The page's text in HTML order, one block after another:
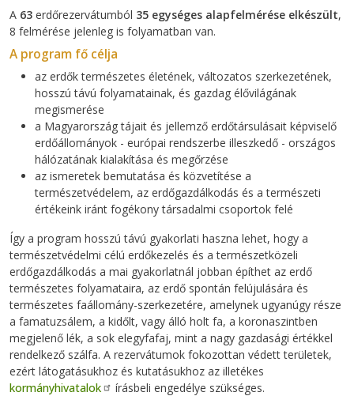
A 63 erdőrezervátumból 35 egységes alapfelmérése elkészült,
8 felmérése jelenleg is folyamatban van.
A program fő célja
az erdők természetes életének, változatos szerkezetének,
hosszú távú folyamatainak, és gazdag élővilágának
megismerése
a Magyarország tájait és jellemző erdőtársulásait képviselő
erdőállományok - európai rendszerbe illeszkedő - országos
hálózatának kialakítása és megőrzése
az ismeretek bemutatása és közvetítése a
természetvédelem, az erdőgazdálkodás és a természeti
értékeink iránt fogékony társadalmi csoportok felé
Így a program hosszú távú gyakorlati haszna lehet, hogy a
természetvédelmi célú erdőkezelés és a természetközeli
erdőgazdálkodás a mai gyakorlatnál jobban építhet az erdő
természetes folyamataira, az erdő spontán felújulására és
természetes faállomány-szerkezetére, amelynek ugyanúgy része
a famatuzsálem, a kidőlt, vagy álló holt fa, a koronaszintben
megjelenő lék, a sok elegyfafaj, mint a nagy gazdasági értékkel
rendelkező szálfa. A rezervátumok fokozottan védett területek,
ezért látogatásukhoz és kutatásukhoz az illetékes
kormányhivatalok
írásbeli engedélye szükséges.